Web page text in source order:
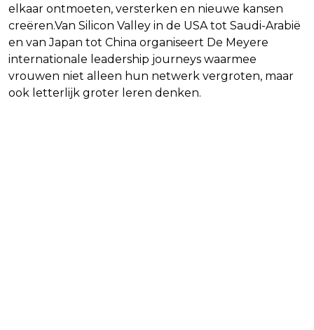
elkaar ontmoeten, versterken en nieuwe kansen
creëren.Van Silicon Valley in de USA tot Saudi-Arabië
en van Japan tot China organiseert De Meyere
internationale leadership journeys waarmee
vrouwen niet alleen hun netwerk vergroten, maar
ook letterlijk groter leren denken.